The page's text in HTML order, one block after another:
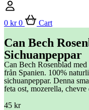
0 kr 0 Cart
Can Bech
Sichuanpeppar
Can Bech Rosenblad
från Spanien. 100%
sichuanpeppar. Denna
feta ost, mozerella, chevre
45 kr